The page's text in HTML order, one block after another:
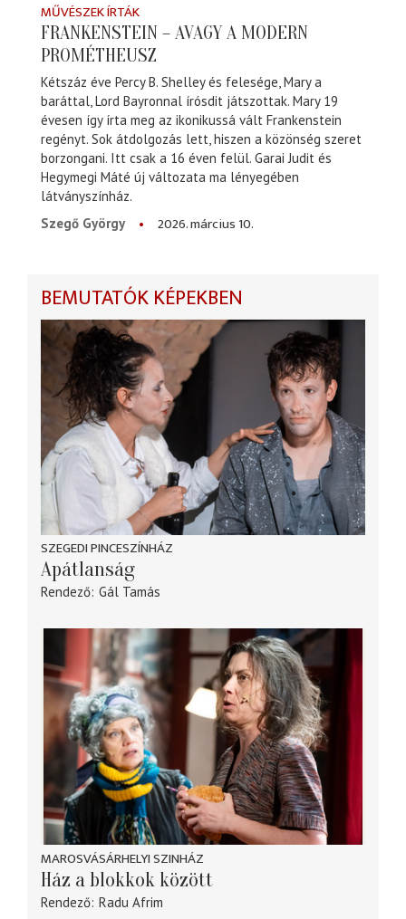
MŰVÉSZEK ÍRTÁK
FRANKENSTEIN – AVAGY A MODERN
PROMÉTHEUSZ
Kétszáz éve Percy B. Shelley és felesége, Mary a
baráttal, Lord Bayronnal írósdit játszottak. Mary 19
évesen így írta meg az ikonikussá vált Frankenstein
regényt. Sok átdolgozás lett, hiszen a közönség szeret
borzongani. Itt csak a 16 éven felül. Garai Judit és
Hegymegi Máté új változata ma lényegében
látványszínház.
Szegő György
2026. március 10.
BEMUTATÓK KÉPEKBEN
SZEGEDI PINCESZÍNHÁZ
Apátlanság
Rendező Gál Tamás
MAROSVÁSÁRHELYI SZINHÁZ
Ház a blokkok között
Rendező Radu Afrim